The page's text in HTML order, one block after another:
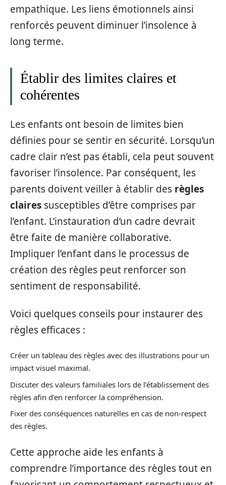
empathique. Les liens émotionnels ainsi
renforcés peuvent diminuer l’insolence à
long terme.
Établir des limites claires et
cohérentes
Les enfants ont besoin de limites bien
définies pour se sentir en sécurité. Lorsqu’un
cadre clair n’est pas établi, cela peut souvent
favoriser l’insolence. Par conséquent, les
parents doivent veiller à établir des règles
claires susceptibles d’être comprises par
l’enfant. L’instauration d’un cadre devrait
être faite de manière collaborative.
Impliquer l’enfant dans le processus de
création des règles peut renforcer son
sentiment de responsabilité.
Voici quelques conseils pour instaurer des
règles efficaces :
Créer un tableau des règles avec des illustrations pour un
impact visuel maximal.
Discuter des valeurs familiales lors de l’établissement des
règles afin d’en renforcer la compréhension.
Fixer des conséquences naturelles en cas de non-respect
des règles.
Cette approche aide les enfants à
comprendre l’importance des règles tout en